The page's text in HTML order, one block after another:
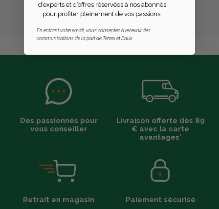
Des passionnés pour
vous conseiller
Livraison offerte dès 89
€ avec la carte
avantages*
Retrait en magasin Paiement sécurisé
d’experts et d’offres réservées à nos abonnés
pour profiter pleinement de vos passions.
En entrant votre email, vous consentez à recevoir des
communications de la part de Terres et Eaux